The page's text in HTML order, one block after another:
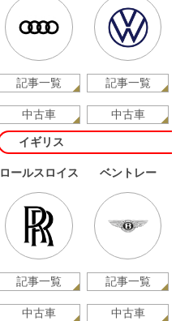
記事一覧
中古車
記事一覧
中古車
イギリス
ロールスロイス
記事一覧
中古車
ベントレー
記事一覧
中古車